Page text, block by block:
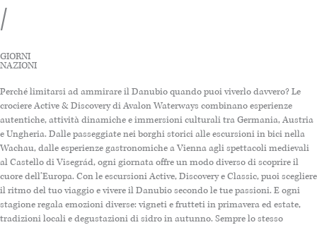
/
GIORNI
NAZIONI
Perché limitarsi ad ammirare il Danubio quando puoi viverlo davvero? Le
crociere Active & Discovery diAvalon Waterways combinano esperienze
autentiche, attività dinamiche e immersioni culturali tra Germania, Austria
e Ungheria. Dalle passeggiate nei borghi storici alle escursioni in bici nella
Wachau, dalle esperienze gastronomiche a Vienna agli spettacoli medievali
al Castello di Visegrád, ogni giornata offre un modo diverso di scoprire il
cuore dell’Europa. Con le escursioni Active, Discovery e Classic, puoi scegliere
il ritmo del tuo viaggio e vivere il Danubio secondo le tue passioni. E ogni
stagione regala emozioni diverse: vigneti e frutteti in primavera ed estate,
tradizioni locali e degustazioni di sidro in autunno. Sempre lo stesso